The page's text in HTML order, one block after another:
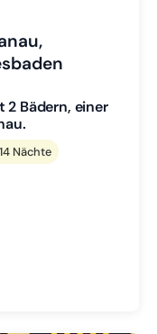
wechseln
2 Bädern, einer
Nächte